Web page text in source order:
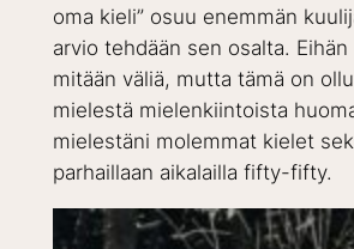
oma kieli” osuu enemmän
arvio tehdään sen osalta.
mitään väliä, mutta tämä on
mielestä mielenkiintoista
mielestäni molemmat kielet
parhaillaan aikalailla fifty-fifty.